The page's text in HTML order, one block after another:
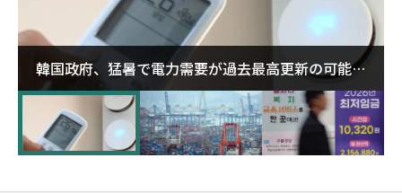
韓国政府、猛暑で電力需要が過去最高更新の可能性
に需給対応体制を点検